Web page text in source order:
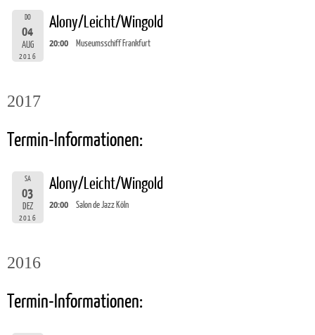
DO
04
AUG
2016
Alony/Leicht/Wingold
20:00 Museumsschiff Frankfurt
2017
Termin-Informationen:
SA
03
DEZ
2016
Alony/Leicht/Wingold
20:00 Salon de Jazz Köln
2016
Termin-Informationen: